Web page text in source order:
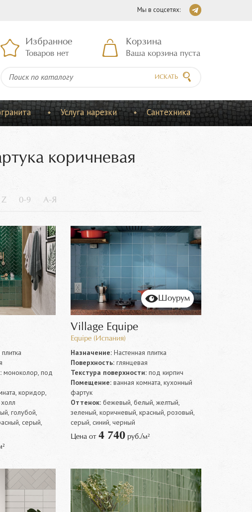
Мы в соцсетях:
Избранное
Товаров нет
Корзина
Ваша корзина пуста
ИСКАТЬ
Услуга нарезки Сантехника
коричневая
Z 0-9 А-Я
моноколор, под
коридор,
голубой,
серый,
Шоурум
Village Equipe
Equipe (Испания)
Назначение: Настенная плитка
Поверхность: глянцевая
Текстура поверхности: под кирпич
Помещение: ванная комната, кухонный
фартук
Оттенок: бежевый, белый, желтый,
зеленый, коричневый, красный, розовый,
серый, синий, черный
Цена от4 740 руб./м²